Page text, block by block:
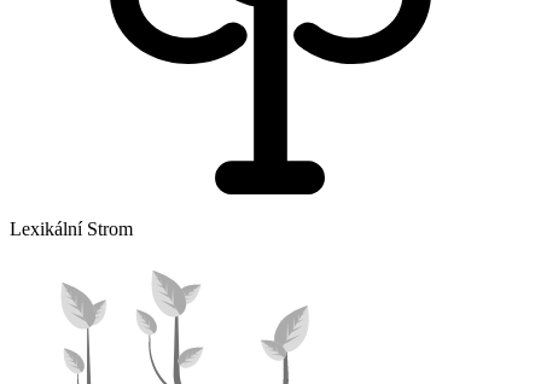
Lexikální Strom